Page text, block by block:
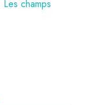
Les champs